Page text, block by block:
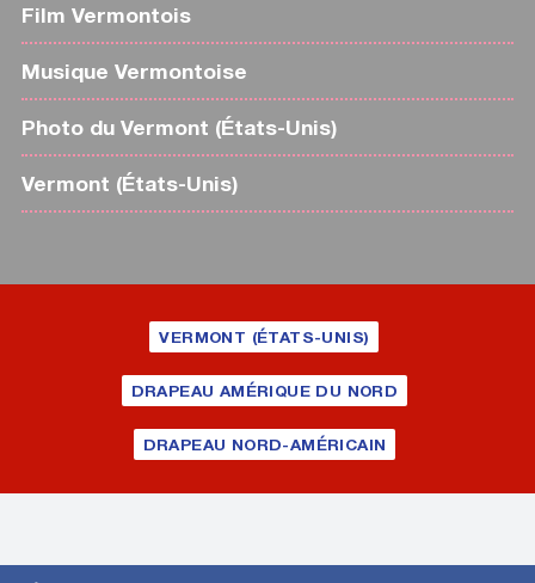
Film Vermontois
Musique Vermontoise
Photo du Vermont (États-Unis)
Vermont (États-Unis)
VERMONT (ÉTATS-UNIS)
DRAPEAU AMÉRIQUE DU NORD
DRAPEAU NORD-AMÉRICAIN